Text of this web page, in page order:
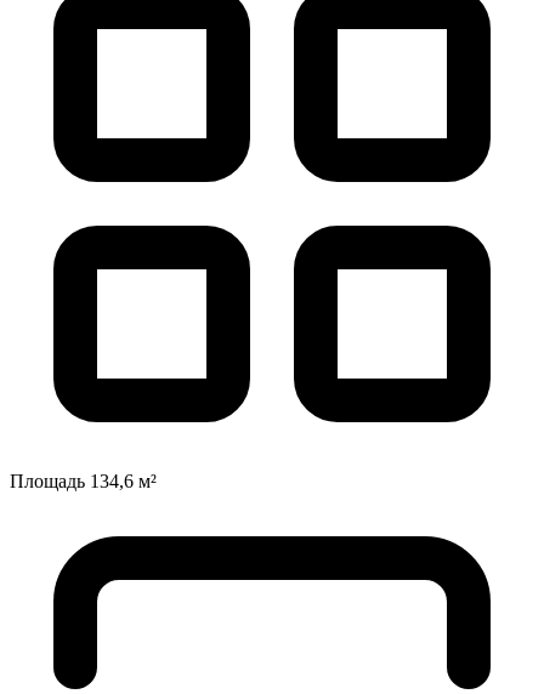
Площадь 134,6 м²